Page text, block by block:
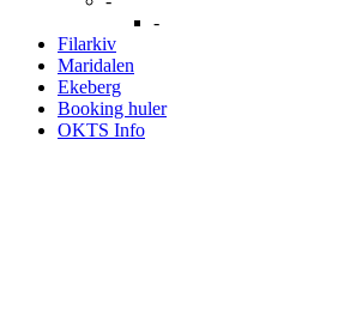
-
Filarkiv
Maridalen
Ekeberg
Booking huler
OKTS Info